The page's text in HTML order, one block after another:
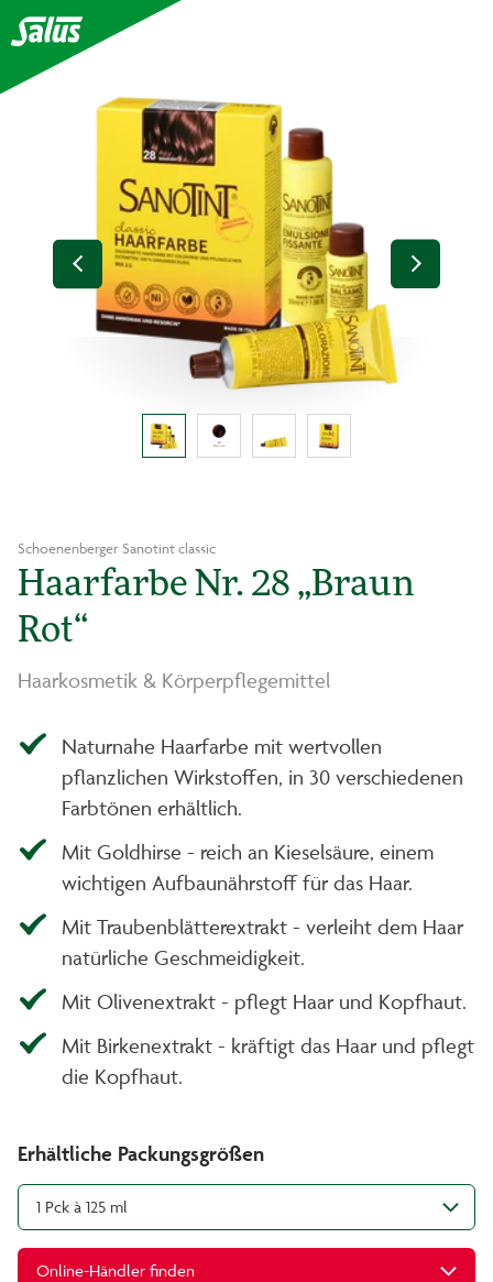
Schoenenberger Sanotint classic
Haarfarbe Nr. 28 „Braun
Rot“
Haarkosmetik & Körperpflegemittel
Naturnahe Haarfarbe mit wertvollen
pflanzlichen Wirkstoffen, in 30 verschiedenen
Farbtönen erhältlich.
Mit Goldhirse - reich an Kieselsäure, einem
wichtigen Aufbaunährstoff für das Haar.
Mit Traubenblätterextrakt - verleiht dem Haar
natürliche Geschmeidigkeit.
Mit Olivenextrakt - pflegt Haar und Kopfhaut.
Mit Birkenextrakt - kräftigt das Haar und pflegt
die Kopfhaut.
Erhältliche Packungsgrößen
1 Pck à 125 ml
Online-Händler finden